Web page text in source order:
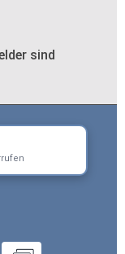
sind